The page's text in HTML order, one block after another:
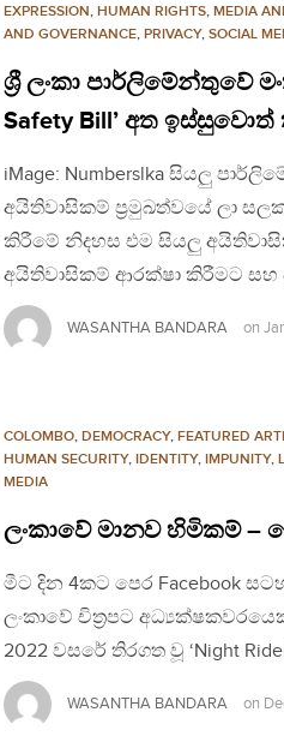
EXPRESSION, HUMAN RIGHTS, MEDIA
AND GOVERNANCE, PRIVACY, SOCIAL
ශ්‍රී ලංකා පාර්ලිමේන්තුවේ
Safety Bill’ අත
iMage: Numberslka සියලු
අයිතිවාසිකම් ප්‍රමුඛත්වයේ ලා
කිරීමේ නිදහස එම සියලු
අයිතිවාසිකම් ආරක්ෂා කිරීමට සහ
WASANTHA BANDARA on
COLOMBO, DEMOCRACY, FEATURED
HUMAN SECURITY, IDENTITY, IMPUNITY,
MEDIA
ලංකාවේ මානව හිමිකම්
මීට දින 4කට පෙර Facebook
ලංකාවේ චිත්‍රපට
2022 වසරේ තිරගත වූ ‘Night
WASANTHA BANDARA on